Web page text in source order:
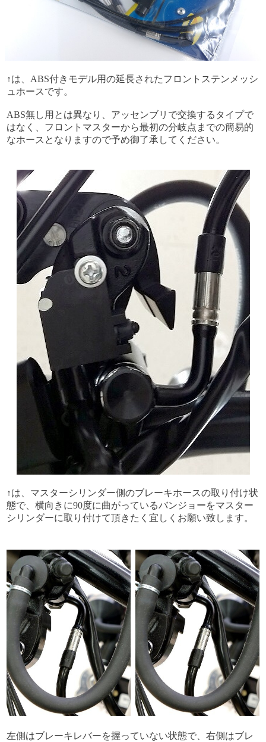
↑は、ABS付きモデル用の延長されたフロントステンメッシ
ュホースです。
ABS無し用とは異なり、アッセンブリで交換するタイプで
はなく、フロントマスターから最初の分岐点までの簡易的
なホースとなりますので予め御了承してください。
↑は、マスターシリンダー側のブレーキホースの取り付け状
態で、横向きに90度に曲がっているバンジョーをマスター
シリンダーに取り付けて頂きたく宜しくお願い致します。
左側はブレーキレバーを握っていない状態で、右側はブレ